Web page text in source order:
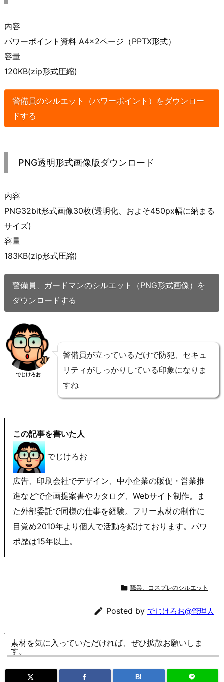
内容
パワーポイント資料 A4×2ページ（PPTX形式）
容量
120KB(zip形式圧縮)
警備員のシルエット（パワーポイント）をダウンロー
ドする
PNG透明形式画像版ダウンロード
内容
PNG32bit形式画像30枚(透明化、およそ450px幅に納まる
サイズ)
容量
183KB(zip形式圧縮)
警備員、ガードマンのシルエット（PNG形式画像）を
ダウンロードする
でじけろお
警備員が立っているだけで防犯、セキュ
リティがしっかりしている印象になりま
すね
この記事を書いた人
でじけろお
広告、印刷会社でデザイン、中小企業の販促・営業推
進などで企画提案書やカタログ、Webサイト制作。ま
た外部委託で同様の仕事を経験。フリー素材の制作に
目覚め2010年より個人で活動を続けております。パワ
ポ歴は15年以上。
 職業、コスプレのシルエット
 Posted by でじけろお@管理人
素材を気に入っていただければ、ぜひ拡散お願いしま
す。
B!